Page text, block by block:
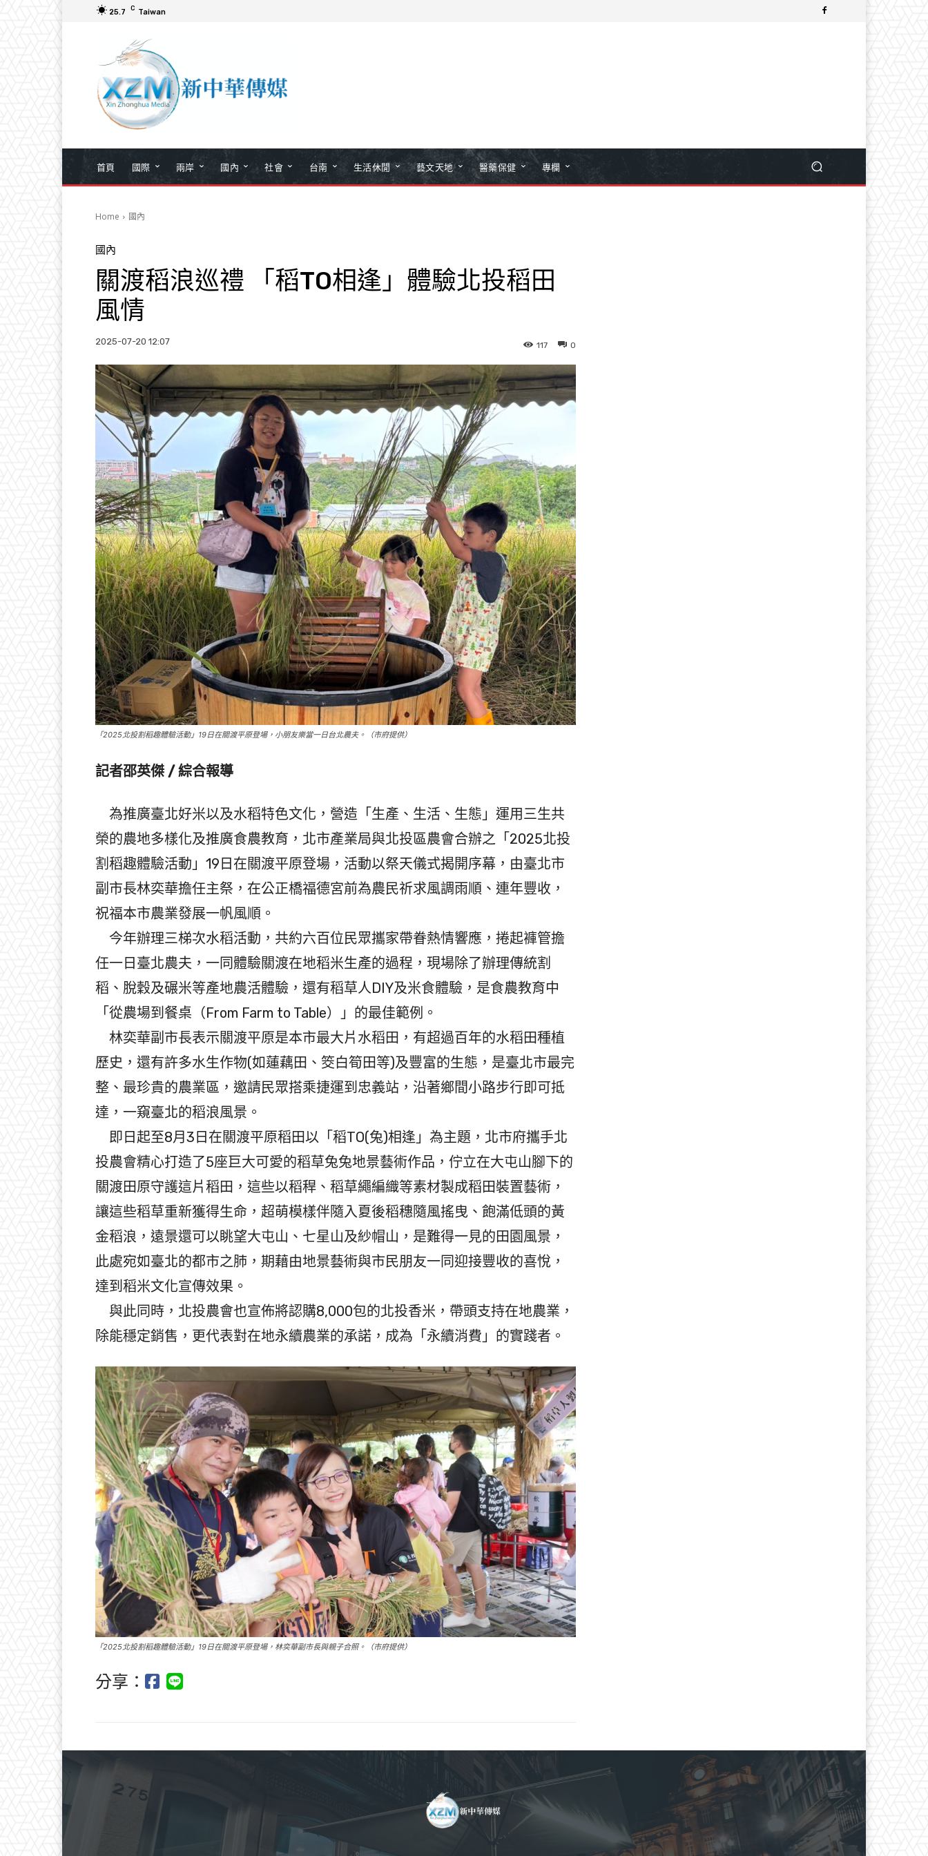
25.7 C Taiwan
首頁 國際 兩岸 國內 社會 台南 生活休閒 藝文天地 醫藥保健 專欄
Home 國內
國內
關渡稻浪巡禮 「稻TO相逢」體驗北投稻田
風情
2025-07-20 12:07 0
117
「2025北投割稻趣體驗活動」19日在關渡平原登場，小朋友樂當一日台北農夫。（市府提供）
記者邵英傑 / 綜合報導
為推廣臺北好米以及水稻特色文化，營造「生產、生活、生態」運用三生共
榮的農地多樣化及推廣食農教育，北市產業局與北投區農會合辦之「2025北投
割稻趣體驗活動」19日在關渡平原登場，活動以祭天儀式揭開序幕，由臺北市
副市長林奕華擔任主祭，在公正橋福德宮前為農民祈求風調雨順、連年豐收，
祝福本市農業發展一帆風順。
今年辦理三梯次水稻活動，共約六百位民眾攜家帶眷熱情響應，捲起褲管擔
任一日臺北農夫，一同體驗關渡在地稻米生產的過程，現場除了辦理傳統割
稻、脫穀及碾米等產地農活體驗，還有稻草人DIY及米食體驗，是食農教育中
「從農場到餐桌（From Farm to Table）」的最佳範例。
林奕華副市長表示關渡平原是本市最大片水稻田，有超過百年的水稻田種植
歷史，還有許多水生作物(如蓮藕田、筊白筍田等)及豐富的生態，是臺北市最完
整、最珍貴的農業區，邀請民眾搭乘捷運到忠義站，沿著鄉間小路步行即可抵
達，一窺臺北的稻浪風景。
即日起至8月3日在關渡平原稻田以「稻TO(兔)相逢」為主題，北市府攜手北
投農會精心打造了5座巨大可愛的稻草兔兔地景藝術作品，佇立在大屯山腳下的
關渡田原守護這片稻田，這些以稻稈、稻草繩編織等素材製成稻田裝置藝術，
讓這些稻草重新獲得生命，超萌模樣伴隨入夏後稻穗隨風搖曳、飽滿低頭的黃
金稻浪，遠景還可以眺望大屯山、七星山及紗帽山，是難得一見的田園風景，
此處宛如臺北的都市之肺，期藉由地景藝術與市民朋友一同迎接豐收的喜悅，
達到稻米文化宣傳效果。
與此同時，北投農會也宣佈將認購8,000包的北投香米，帶頭支持在地農業，
除能穩定銷售，更代表對在地永續農業的承諾，成為「永續消費」的實踐者。
「2025北投割稻趣體驗活動」19日在關渡平原登場，林奕華副市長與親子合照。（市府提供）
分享：